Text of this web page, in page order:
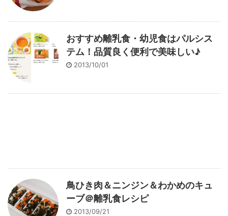
おすすめ離乳食・幼児食はパルシス
テム！品質良く便利で美味しい♪
2013/10/01
鳥ひき肉＆ニンジン＆わかめのキュ
ーブ＠離乳食レシピ
2013/09/21